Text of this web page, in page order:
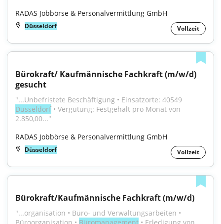
RADAS Jobbörse & Personalvermittlung GmbH
Düsseldorf Vollzeit
Bürokraft/ Kaufmännische Fachkraft (m/w/d)
gesucht
Düsseldorf • Vergütung: Festgehalt pro Monat von
2.850,00..."
RADAS Jobbörse & Personalvermittlung GmbH
Düsseldorf Vollzeit
Bürokraft/Kaufmännische Fachkraft (m/w/d)
"...organisation • Büro- und Verwaltungsarbeiten •